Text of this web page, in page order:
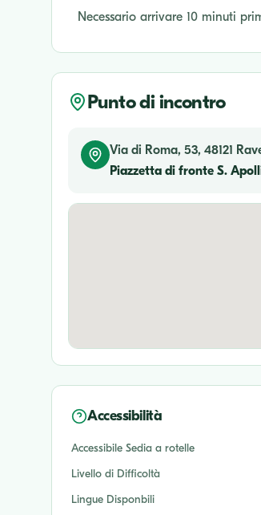
Necessario arrivare 10 minuti
Punto di incontro
Via di Roma, 53, 48121
Piazzetta di fronte S.
Accessibilità
Accessibile Sedia a rotelle
Livello di Difficoltà
Lingue Disponbili